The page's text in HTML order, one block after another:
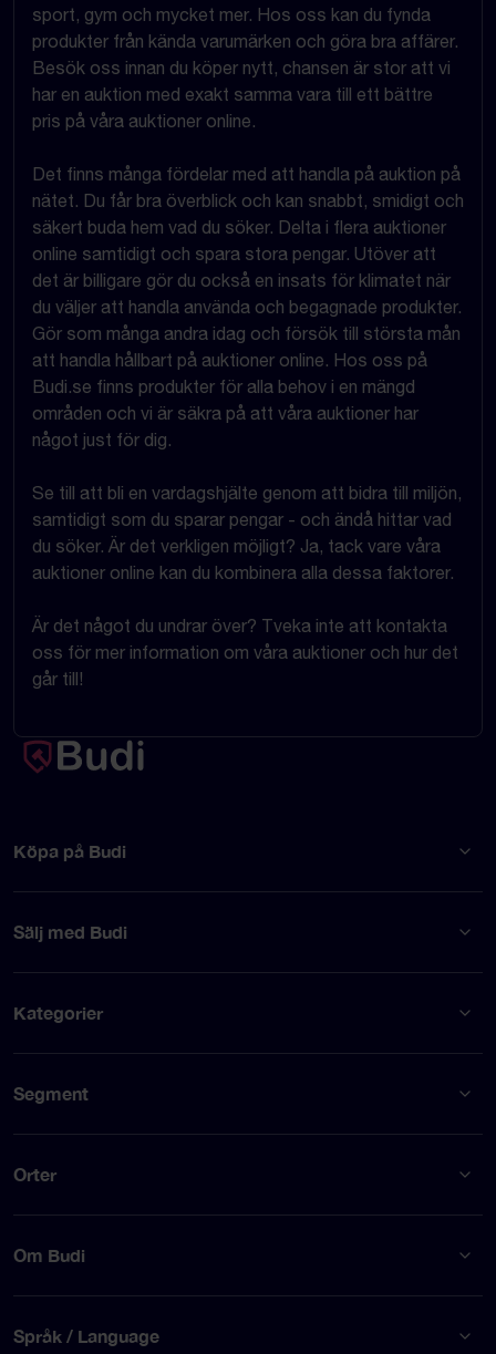
sport, gym och mycket mer. Hos oss kan du fynda
produkter från kända varumärken och göra bra affärer.
Besök oss innan du köper nytt, chansen är stor att vi
har en auktion med exakt samma vara till ett bättre
pris på våra auktioner online.
Det finns många fördelar med att handla på auktion på
nätet. Du får bra överblick och kan snabbt, smidigt och
säkert buda hem vad du söker. Delta i flera auktioner
online samtidigt och spara stora pengar. Utöver att
det är billigare gör du också en insats för klimatet när
du väljer att handla använda och begagnade produkter.
Gör som många andra idag och försök till största mån
att handla hållbart på auktioner online. Hos oss på
Budi.se finns produkter för alla behov i en mängd
områden och vi är säkra på att våra auktioner har
något just för dig.
Se till att bli en vardagshjälte genom att bidra till miljön,
samtidigt som du sparar pengar - och ändå hittar vad
du söker. Är det verkligen möjligt? Ja, tack vare våra
auktioner online kan du kombinera alla dessa faktorer.
Är det något du undrar över? Tveka inte att kontakta
oss för mer information om våra auktioner och hur det
går till!
Köpa på Budi
Sälj med Budi
Kategorier
Segment
Orter
Om Budi
Språk / Language